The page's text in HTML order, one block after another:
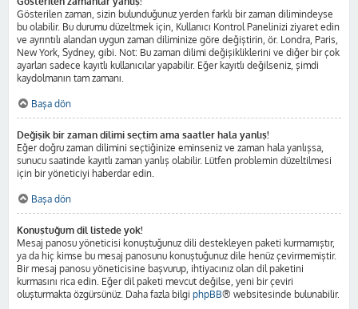
Gösterilen zaman, sizin bulunduğunuz yerden farklı bir zaman dilimindeyse
bu olabilir. Bu durumu düzeltmek için, Kullanıcı Kontrol Panelinizi ziyaret edin
ve ayrıntılı alandan uygun zaman diliminize göre değiştirin, ör. Londra, Paris,
New York, Sydney, gibi. Not: Bu zaman dilimi değişikliklerini ve diğer bir çok
ayarları sadece kayıtlı kullanıcılar yapabilir. Eğer kayıtlı değilseniz, şimdi
kaydolmanın tam zamanı.
Başa dön
Değişik bir zaman dilimi seçtim ama saatler hala yanlış!
Eğer doğru zaman dilimini seçtiğinize eminseniz ve zaman hala yanlışsa,
sunucu saatinde kayıtlı zaman yanlış olabilir. Lütfen problemin düzeltilmesi
için bir yöneticiyi haberdar edin.
Başa dön
Konuştuğum dil listede yok!
Mesaj panosu yöneticisi konuştuğunuz dili destekleyen paketi kurmamıştır,
ya da hiç kimse bu mesaj panosunu konuştuğunuz dile henüz çevirmemiştir.
Bir mesaj panosu yöneticisine başvurup, ihtiyacınız olan dil paketini
kurmasını rica edin. Eğer dil paketi mevcut değilse, yeni bir çeviri
oluşturmakta özgürsünüz. Daha fazla bilgi phpBB® websitesinde bulunabilir.